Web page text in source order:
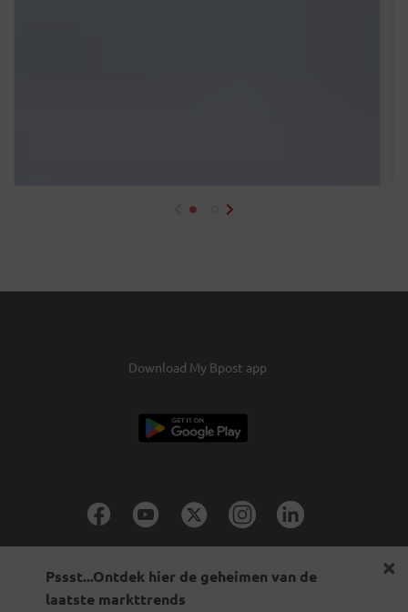
Pssst...Ontdek hier de geheimen van de
laatste markttrends
Download My Bpost app
Werken bij Bpost